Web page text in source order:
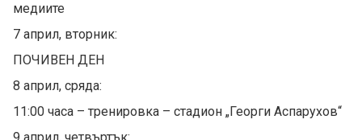
медиите
7 април, вторник:
ПОЧИВЕН ДЕН
8 април, сряда:
11:00 часа – тренировка – стадион „Георги Аспарухов“